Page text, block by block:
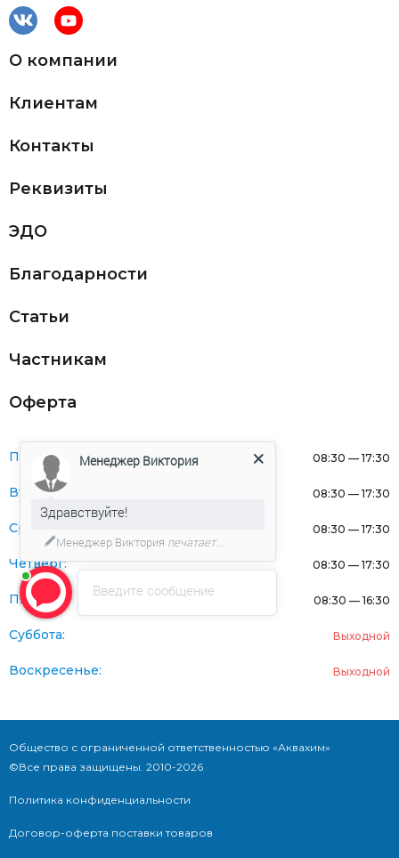
О компании
Клиентам
Контакты
Реквизиты
ЭДО
Благодарности
Статьи
Частникам
Оферта
Понедельник: 08:30 — 17:30
Вторник: 08:30 — 17:30
Среда: 08:30 — 17:30
Четверг: 08:30 — 17:30
Пятница: 08:30 — 16:30
Суббота: Выходной
Воскресенье: Выходной
Общество с ограниченной ответственностью «Аквахим»
©Все права защищены. 2010-2026
Политика конфиденциальности
Договор-оферта поставки товаров
Введите сообщение
Менеджер Виктория
Здравствуйте!
Менеджер Виктория печатает...